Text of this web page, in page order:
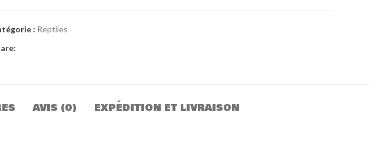
: Reptiles
AVIS (0) EXPÉDITION ET LIVRAISON